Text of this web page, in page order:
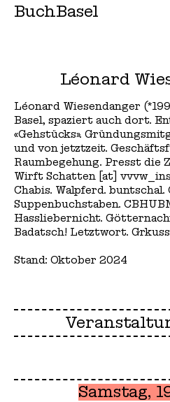
BuchBasel
Léonard
Léonard Wiesendanger
Basel, spaziert auch dort.
«Gehstücks».
und von jetztzeit.
Raumbegehung. Presst
Wirft Schatten [at]
Chabis. Walpferd.
Suppenbuchstaben.
Hassliebernicht.
Badatsch! Letztwort.
Stand: Oktober 2024
Samstag,